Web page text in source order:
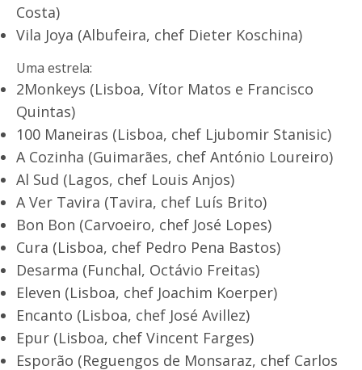
Costa)
Vila Joya (Albufeira, chef Dieter Koschina)
Uma estrela:
2Monkeys (Lisboa, Vítor Matos e Francisco
Quintas)
100 Maneiras (Lisboa, chef Ljubomir Stanisic)
A Cozinha (Guimarães, chef António Loureiro)
Al Sud (Lagos, chef Louis Anjos)
A Ver Tavira (Tavira, chef Luís Brito)
Bon Bon (Carvoeiro, chef José Lopes)
Cura (Lisboa, chef Pedro Pena Bastos)
Desarma (Funchal, Octávio Freitas)
Eleven (Lisboa, chef Joachim Koerper)
Encanto (Lisboa, chef José Avillez)
Epur (Lisboa, chef Vincent Farges)
Esporão (Reguengos de Monsaraz, chef Carlos